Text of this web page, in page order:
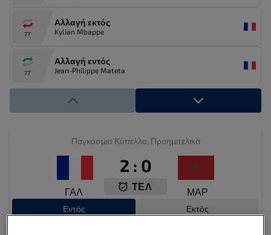
77'
Αλλαγή εκτός
Kylian Mbappe
77'
Αλλαγή εντός
Jean-Philippe Mateta
74'
Αλλαγή εκτός
Αλλαγή εντός
Gessime Yassine
Anass Salah Eddine
Αλλαγή εντός
Παγκόσμιο Κύπελλο, Προημιτελικά
ΓΑΛ
2 : 0
ΤΕΛ ΜΑΡ
Εντός Εκτός